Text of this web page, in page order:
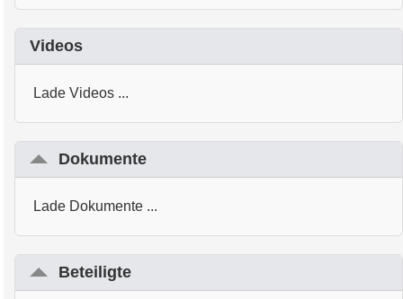
Videos
Lade Videos ...
Dokumente
Lade Dokumente ...
Beteiligte